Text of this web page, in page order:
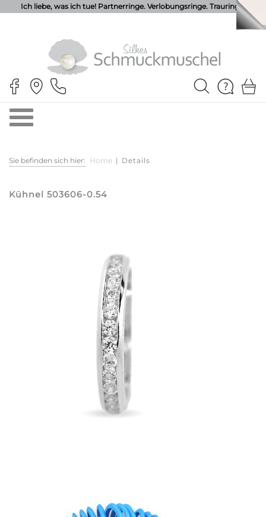
Ich liebe, was ich tue! Partnerringe. Verlobungsringe. Trauringe.
Sie befinden sich hier: Home | Details
Kühnel 503606-0.54